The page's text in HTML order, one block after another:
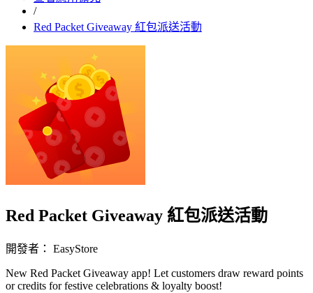
/
Red Packet Giveaway 紅包派送活動
Red Packet Giveaway 紅包派送活動
開發者： EasyStore
New Red Packet Giveaway app! Let customers draw reward points
or credits for festive celebrations & loyalty boost!